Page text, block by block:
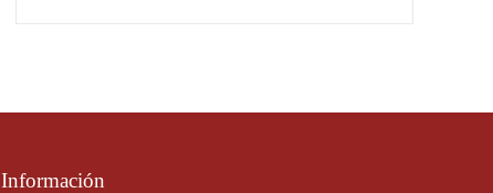
Información